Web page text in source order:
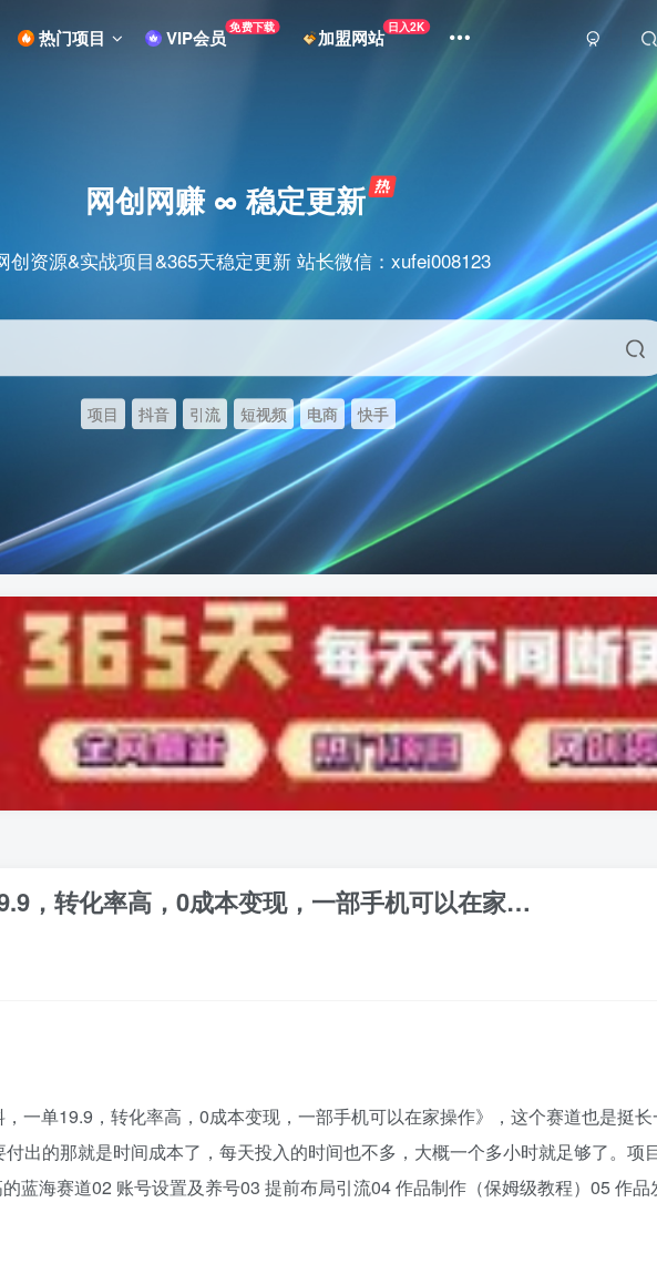
热门项目 VIP会员 免费下载 加盟网站 日入2K
网创网赚 ∞ 稳定更新
创资源&实战项目&365天稳定更新 站长微信：xufei008123
项目 抖音 引流 短视频 电商 快手
，转化率高，0成本变现，一部手机可以在家…
一单19.9，转化率高，0成本变现，一部手机可以在家操作》，这个赛道也是挺
出的那就是时间成本了，每天投入的时间也不多，大概一个多小时就足够了。项
蓝海赛道02 账号设置及养号03 提前布局引流04 作品制作（保姆级教程）05 作品